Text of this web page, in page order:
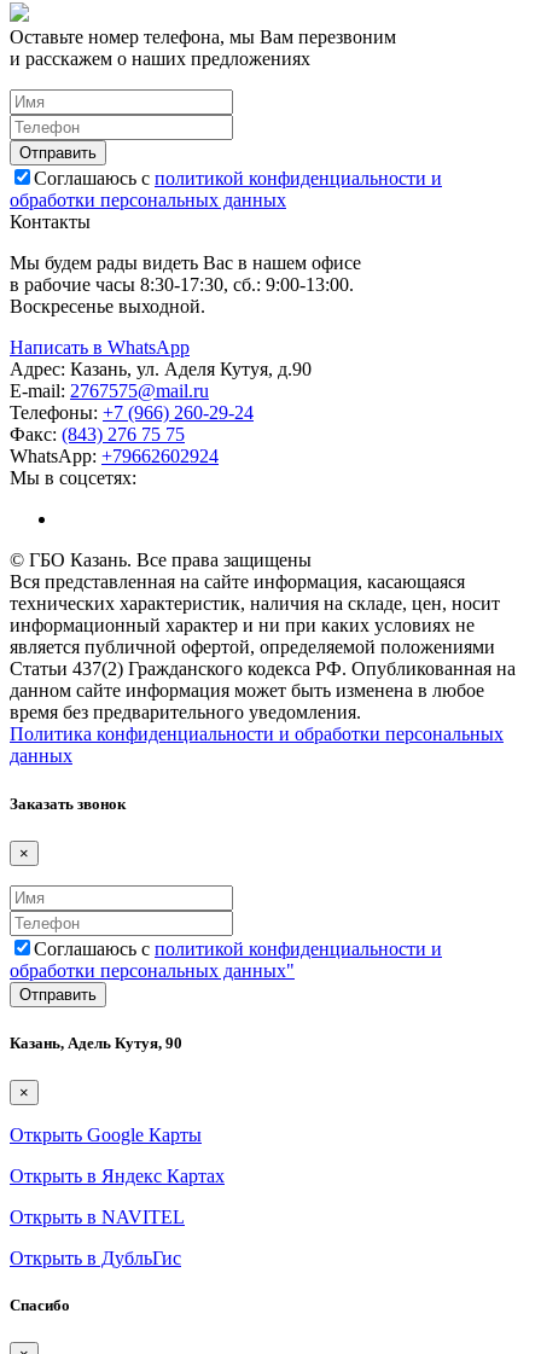
Оставьте номер телефона, мы Вам перезвоним
и расскажем о наших предложениях
Соглашаюсь с политикой конфиденциальности и
обработки персональных данных
Контакты
Мы будем рады видеть Вас в нашем офисе
в рабочие часы 8:30-17:30, сб.: 9:00-13:00.
Воскресенье выходной.
Написать в WhatsApp
Адрес: Казань, ул. Аделя Кутуя, д.90
E-mail: 2767575@mail.ru
Телефоны: +7 (966) 260-29-24
Факс: (843) 276 75 75
WhatsApp: +79662602924
Мы в соцсетях:
© ГБО Казань. Все права защищены
Вся представленная на сайте информация, касающаяся
технических характеристик, наличия на складе, цен, носит
информационный характер и ни при каких условиях не
является публичной офертой, определяемой положениями
Статьи 437(2) Гражданского кодекса РФ. Опубликованная на
данном сайте информация может быть изменена в любое
время без предварительного уведомления.
Политика конфиденциальности и обработки персональных
данных
Заказать звонок
×
Соглашаюсь с политикой конфиденциальности и
обработки персональных данных"
Казань, Адель Кутуя, 90
×
Открыть Google Карты
Открыть в Яндекс Картах
Открыть в NAVITEL
Открыть в ДубльГис
Спасибо